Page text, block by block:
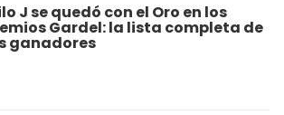
J se quedó con el Oro en los
Gardel: la lista completa de
ganadores